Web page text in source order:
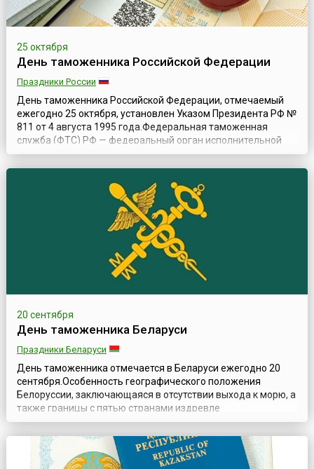
25 октября
День таможенника Российской Федерации
Праздники России
День таможенника Российской Федерации, отмечаемый
ежегодно 25 октября, установлен Указом Президента РФ №
811 от 4 августа 1995 года.Федеральная таможенная
служба (ФТС) РФ — федеральный орган исполнительной
власти, контролирующий перемещение через таможенную
границу государства физических лиц, предметов, товаров,
услуг и капиталов и взимание с них таможенных пошлин и
сборов.25 октября издав...
20 сентября
День таможенника Беларуси
Праздники Беларуси
День таможенника отмечается в Беларуси ежегодно 20
сентября.Особенность географического положения
Белоруссии, заключающаяся в отсутствии выхода к морю, а
также границы с пятью странами издревле
способствовали развитию и укреплению в стране
таможенных правил и норм.Закономерно, что в 1996 году,
вскоре после провозглашения Беларусью независимости, в
Республике был учрежден профессиональный п...